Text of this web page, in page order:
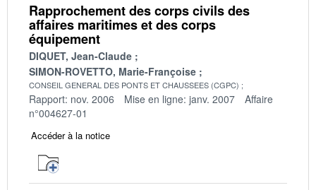
Rapprochement des corps civils des
affaires maritimes et des corps
équipement
DIQUET, Jean-Claude
SIMON-ROVETTO, Marie-Françoise
CONSEIL GENERAL DES PONTS ET CHAUSSEES (CGPC)
Rapport: nov. 2006 Mise en ligne: janv. 2007
Affaire
n°004627-01
Accéder à la notice